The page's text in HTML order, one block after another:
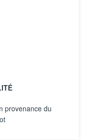
provenance du